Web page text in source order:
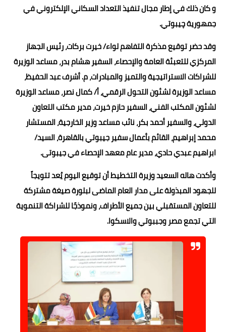
و كان ذلك في إطار مجال تنفيذ التعداد السكاني الإلكتروني في
جمهورية چيبوتي.
وقد حضر توقيع مذكرة التفاهم لواء/ خيرت بركات، رئيس الجهاز
المركزي للتعبئة العامة والإحصاء، السفير هشام بدر، مساعد الوزيرة
للشراكات الاستراتيجية والتميز والمبادرات، م. أشرف عبد الحفيظ،
مساعد الوزيرة لشئون التحول الرقمي، أ/ كمال نصر، مساعد الوزيرة
لشئون المكتب الفني، السفير حازم خيرت، مدير مكتب التعاون
الدولي، والسفير أحمد بكر، نائب مساعد وزير الخارجية، المستشار
محمد إبراهيم، القائم بأعمال سفير جيبوتي بالقاهرة، السيد/
ابراهيم عبدي حادي، مدير عام معهد الإحصاء في جيبوتى.
وأكدت هاله السعيد وزيرة التخطيط أن توقيع اليوم يُعد تتويجاً
للجهود المبذولة على مدار العام الماضى لبلورة صيغة مشتركة
للتعاون المستقبلي بين جميع الأطراف، ونموذجًا للشراكة التنموية
التي تجمع مصر وجببوتي والاسكوا.